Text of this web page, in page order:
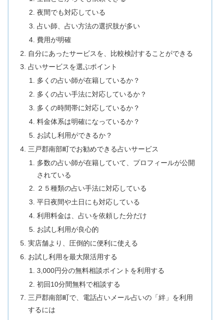
夜間でも対応している
占い師、占い方法の選択肢が多い
費用が明確
自分にあったサービスを、比較検討することができる
占いサービスを選ぶポイント
多くの占い師が在籍しているか？
多くの占い手法に対応しているか？
多くの時間帯に対応しているか？
料金体系は明確になっているか？
お試し利用ができるか？
三戸郡南部町でお勧めできる占いサービス
多数の占い師が在籍していて、プロフィールが公開
されている
２５種類の占い手法に対応している
平日夜間や土日にも対応している
利用料金は、占いを依頼した分だけ
お試し利用が良心的
実店舗より、圧倒的に便利に使える
お試し利用を最大限活用する
3,000円分の無料相談ポイントを利用する
初回10分間無料で相談する
三戸郡南部町で、電話占いメール占いの「絆」を利用
するには